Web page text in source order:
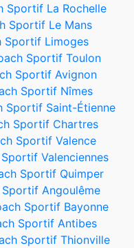
Sportif La Rochelle
Sportif Le Mans
Sportif Limoges
Sportif Toulon
Sportif Avignon
Sportif Nîmes
Sportif Saint-Étienne
Sportif Chartres
Sportif Valence
Valenciennes
Sportif Quimper
Angoulême
Sportif Bayonne
Sportif Antibes
Sportif Thionville